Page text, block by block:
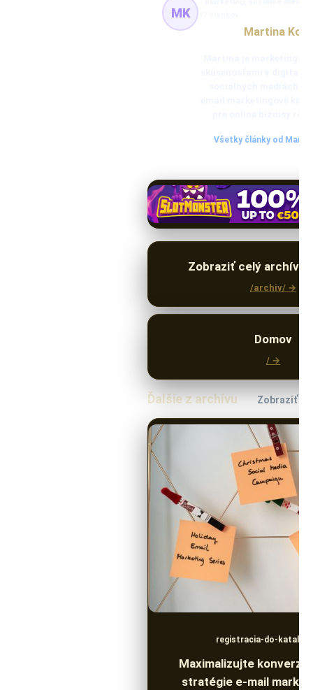
MK
Martina
Všetky články od
Zobraziť celý archív
/archiv/ →
Domov
/ →
Ďalšie z archívu Zobraziť
registracia-do-
Maximalizujte
stratégie e-mail